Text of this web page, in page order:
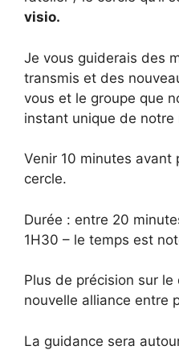
visio.
Je vous guiderais des
transmis et des
vous et le groupe que
instant unique de notre
Venir 10 minutes avant
cercle.
Durée : entre 20
1H30 – le temps est
Plus de précision sur
nouvelle alliance
La guidance sera